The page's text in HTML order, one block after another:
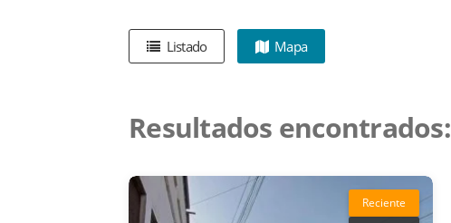
Listado Mapa
Resultados encontrados:
Reciente